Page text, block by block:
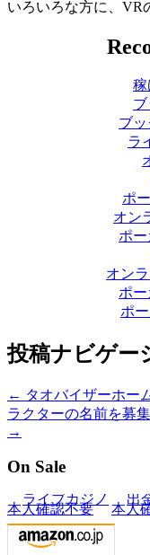
いろいろな方に、VR
稼
ブ
ラ
ポ
オン
ポー
オン
ポー
ポ
投稿ナビゲー
← タオバイザーホー
ラクターの名前を募
→
On Sale